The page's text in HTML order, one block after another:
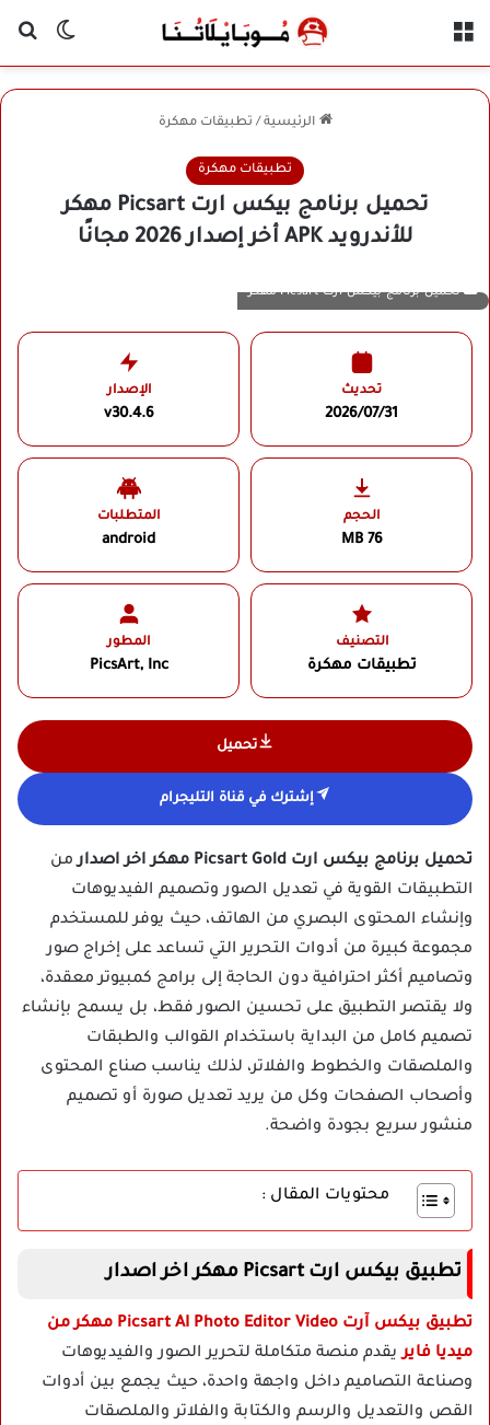
الوضع
الرئيسية / تطبيقات مهكرة
تطبيقات مهكرة
تحميل برنامج بيكس ارت Picsart مهكر
للأندرويد APK أخر إصدار 2026 مجانًا
تحميل برنامج بيكس ارت Picsart مهكر
تحديث
2026/07/31
الإصدار
v30.4.6
الحجم
76 MB
المتطلبات
android
التصنيف
تطبيقات مهكرة
المطور
PicsArt, Inc
تحميل
إشترك في قناة التليجرام
تحميل برنامج بيكس ارت Picsart Gold مهكر اخر اصدار
من
التطبيقات القوية في تعديل الصور وتصميم الفيديوهات
وإنشاء المحتوى البصري من الهاتف، حيث يوفر للمستخدم
مجموعة كبيرة من أدوات التحرير التي تساعد على إخراج صور
وتصاميم أكثر احترافية دون الحاجة إلى برامج كمبيوتر معقدة،
ولا يقتصر التطبيق على تحسين الصور فقط، بل يسمح بإنشاء
تصميم كامل من البداية باستخدام القوالب والطبقات
والملصقات والخطوط والفلاتر، لذلك يناسب صناع المحتوى
وأصحاب الصفحات وكل من يريد تعديل صورة أو تصميم
منشور سريع بجودة واضحة.
محتويات المقال :
تطبيق بيكس ارت Picsart مهكر اخر اصدار
تطبيق بيكس آرت Picsart AI Photo Editor Video مهكر من
ميديا فايريقدم منصة متكاملة لتحرير الصور والفيديوهات
وصناعة التصاميم داخل واجهة واحدة، حيث يجمع بين أدوات
القص والتعديل والرسم والكتابة والفلاتر والملصقات